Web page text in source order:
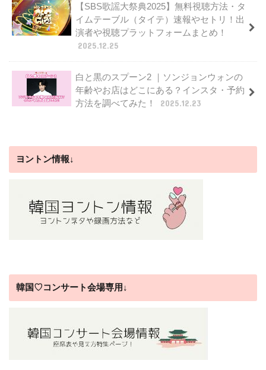
【SBS歌謡大祭典2025】無料視聴方法・タ
イムテーブル（タイテ）速報やセトリ！出
演者や視聴プラットフォームまとめ！
2025.12.25
白と黒のスプーン2 ｜ソンジョンウォンの
年齢やお店はどこにある？インスタ・予約
方法を調べてみた！
2025.12.23
ヨントン情報↓
韓国♡コンサート会場専用↓